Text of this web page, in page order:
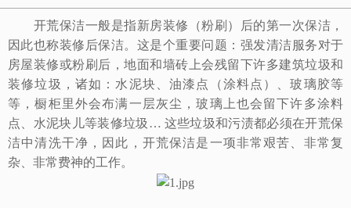
开荒保洁一般是指新房装修（粉刷）后的第一次保洁，
因此也称装修后保洁。这是个重要问题：强发清洁服务对于
房屋装修或粉刷后，地面和墙砖上会残留下许多建筑垃圾和
装修垃圾，诸如：水泥块、油漆点（涂料点）、玻璃胶等
等，橱柜里外会布满一层灰尘，玻璃上也会留下许多涂料
点、水泥块儿等装修垃圾… 这些垃圾和污渍都必须在开荒保
洁中清洗干净，因此，开荒保洁是一项非常艰苦、非常复
杂、非常费神的工作。